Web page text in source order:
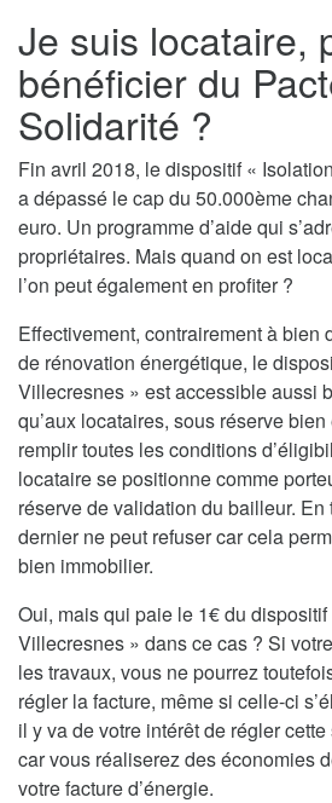
Je suis locataire,
bénéficier du
Solidarité ?
Fin avril 2018, le dispositif «
a dépassé le cap du 50.000ème
euro. Un programme d’aide qui
propriétaires. Mais quand on est
l’on peut également en profiter ?
Effectivement, contrairement à bien
de rénovation énergétique, le
Villecresnes » est accessible aussi
qu’aux locataires, sous réserve
remplir toutes les conditions
locataire se positionne comme
réserve de validation du bailleur.
dernier ne peut refuser car cela
bien immobilier.
Oui, mais qui paie le 1€ du
Villecresnes » dans ce cas ? Si
les travaux, vous ne pourrez
régler la facture, même si celle-ci
il y va de votre intérêt de régler
car vous réaliserez des économies
votre facture d’énergie.